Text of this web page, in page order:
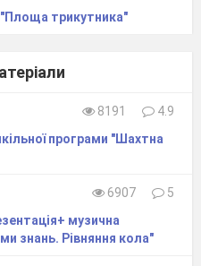
трапеції при
коефіцієнтом k=-1.
трикутника"
8191
4.9
програми "Шахтна
6907
5
музична
знань. Рівняння кола"